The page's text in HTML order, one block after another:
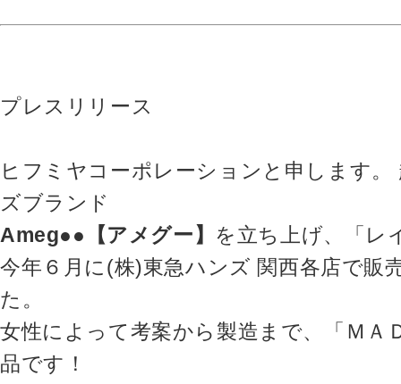
プレスリリース
ヒフミヤコーポレーションと申します
ズブランド
Ameg●●【アメグー】 を立ち上げ、「レ
今年６月に(株)東急ハンズ 関西各店で販
た。
女性によって考案から製造まで、「Ｍ
品です！